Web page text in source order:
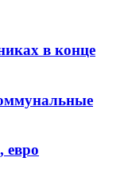
в конце
евро